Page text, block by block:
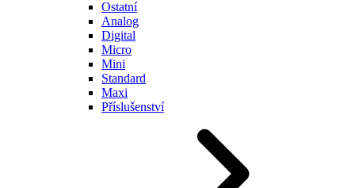
Ostatní
Analog
Digital
Micro
Mini
Standard
Maxi
Příslušenství